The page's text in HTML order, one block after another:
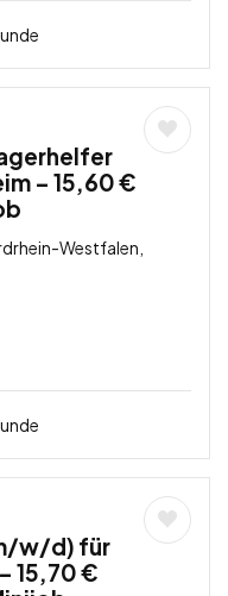
– 15,60 €
Westfalen,
w/d) für
15,70 €